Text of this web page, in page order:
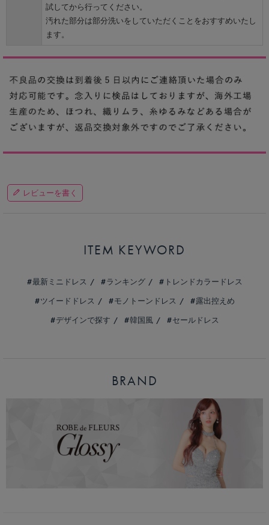
試してから行ってください。
汚れた部分は部分洗いをしていただくことをおすすめいたし
ます。
レビューを書く
ITEM KEYWORD
最新ミニドレス ランキング
トレンドカラードレス
ツイードドレス
モノトーンドレス
露出控えめ
デザインで探す
韓国風 セールドレス
BRAND